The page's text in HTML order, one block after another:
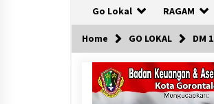
Go Lokal RAGAM
Home GO LOKAL DM 1